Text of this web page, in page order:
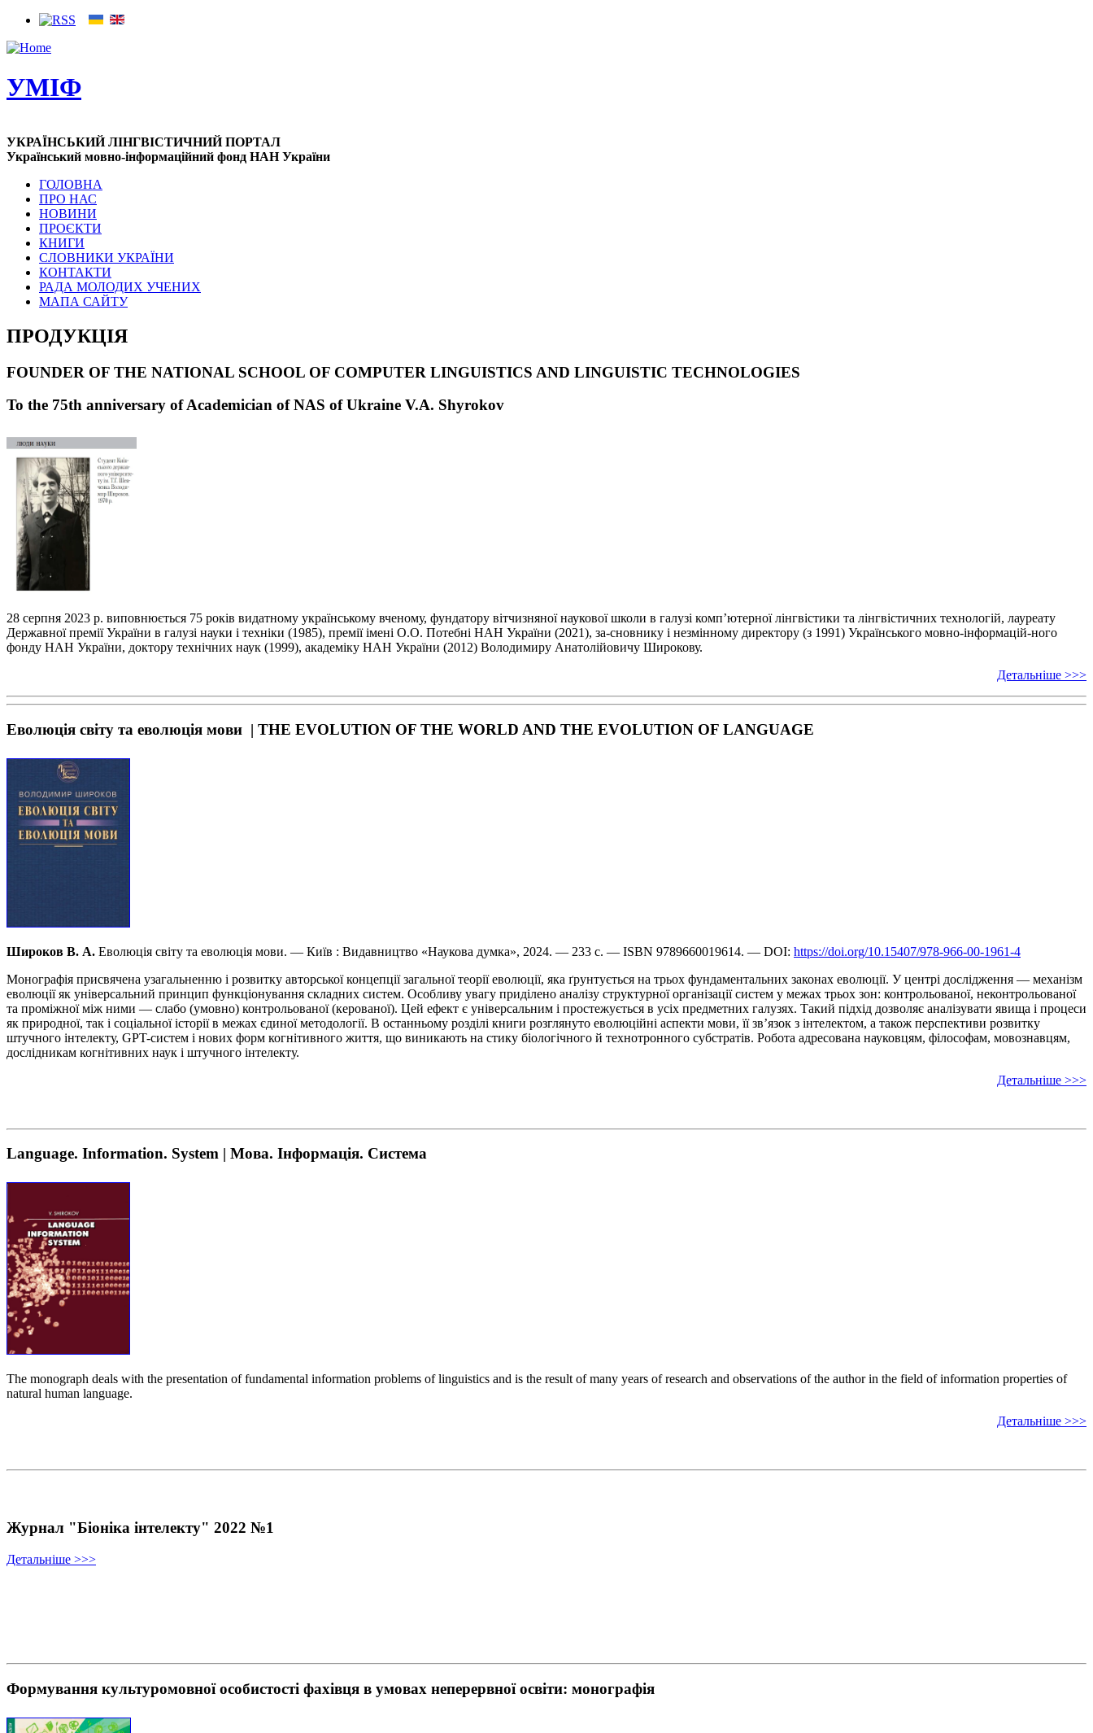
УМІФ
УКРАЇНСЬКИЙ ЛІНГВІСТИЧНИЙ ПОРТАЛ
Український мовно-інформаційний фонд НАН України
ГОЛОВНА
ПРО НАС
НОВИНИ
ПРОЄКТИ
КНИГИ
СЛОВНИКИ УКРАЇНИ
КОНТАКТИ
РАДА МОЛОДИХ УЧЕНИХ
МАПА САЙТУ
ПРОДУКЦІЯ
FOUNDER OF THE NATIONAL SCHOOL OF COMPUTER LINGUISTICS AND LINGUISTIC TECHNOLOGIES
To the 75th anniversary of Academician of NAS of Ukraine V.A. Shyrokov
28 серпня 2023 р. виповнюється 75 років видатному українському вченому, фундатору вітчизняної наукової школи в галузі комп’ютерної лінгвістики та лінгвістичних технологій, лауреату
Державної премії України в галузі науки і техніки (1985), премії імені О.О. Потебні НАН України (2021), за-сновнику і незмінному директору (з 1991) Українського мовно-інформацій-ного
фонду НАН України, доктору технічних наук (1999), академіку НАН України (2012) Володимиру Анатолійовичу Широкову.
Детальніше >>>
Еволюція світу та еволюція мови | THE EVOLUTION OF THE WORLD AND THE EVOLUTION OF LANGUAGE
Широков В. А. Еволюція світу та еволюція мови. — Київ : Видавництво «Наукова думка», 2024. — 233 с. — ISBN 9789660019614. — DOI: https://doi.org/10.15407/978-966-00-1961-4
Монографія присвячена узагальненню і розвитку авторської концепції загальної теорії еволюції, яка ґрунтується на трьох фундаментальних законах еволюції. У центрі дослідження — механізм
еволюції як універсальний принцип функціонування складних систем. Особливу увагу приділено аналізу структурної організації систем у межах трьох зон: контрольованої, неконтрольованої
та проміжної між ними — слабо (умовно) контрольованої (керованої). Цей ефект є універсальним і простежується в усіх предметних галузях. Такий підхід дозволяє аналізувати явища і процеси
як природної, так і соціальної історії в межах єдиної методології. В останньому розділі книги розглянуто еволюційні аспекти мови, її зв’язок з інтелектом, а також перспективи розвитку
штучного інтелекту, GPT-систем і нових форм когнітивного життя, що виникають на стику біологічного й технотронного субстратів. Робота адресована науковцям, філософам, мовознавцям,
дослідникам когнітивних наук і штучного інтелекту.
Детальніше >>>
Language. Information. System | Мова. Інформація. Система
The monograph deals with the presentation of fundamental information problems of linguistics and is the result of many years of research and observations of the author in the field of information properties of
natural human language.
Детальніше >>>
Журнал "Біоніка інтелекту" 2022 №1
Детальніше >>>
Формування культуромовної особистості фахівця в умовах неперервної освіти: монографія